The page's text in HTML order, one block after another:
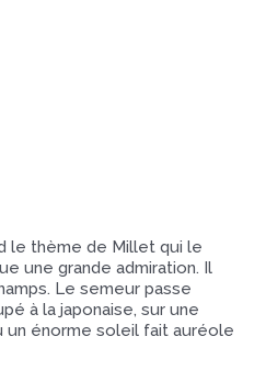
le thème de Millet qui le
une grande admiration. Il
Le semeur passe
à la japonaise, sur une
énorme soleil fait auréole